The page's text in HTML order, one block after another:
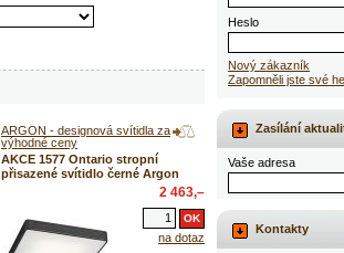
ARGON - designová svítidla za
výhodné ceny
AKCE 1577 Ontario stropní
přisazené svítidlo černé Argon
2 463,–
na dotaz
Heslo
Nový zákazník
Zapomněli jste své
Zasílání
Vaše adresa
Kontakty